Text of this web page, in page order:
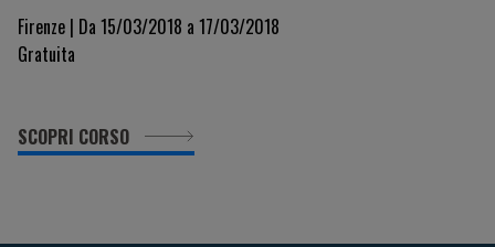
Firenze | Da 15/03/2018 a 17/03/2018
Gratuita
SCOPRI CORSO